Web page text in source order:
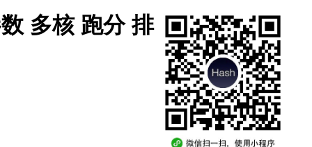
多核 跑分 排